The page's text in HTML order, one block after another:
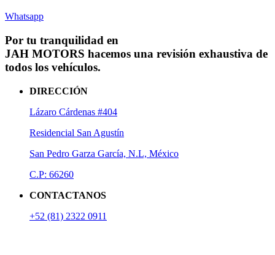
Whatsapp
Por tu tranquilidad en
JAH MOTORS hacemos una revisión exhaustiva de
todos los vehículos.
DIRECCIÓN
Lázaro Cárdenas #404
Residencial San Agustín
San Pedro Garza García, N.L, México
C.P: 66260
CONTACTANOS
+52 (81) 2322 0911